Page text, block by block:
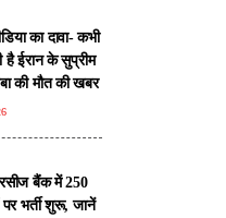
का दावा- कभी
ईरान के सुप्रीम
की मौत की खबर
बैंक में 250
भर्ती शुरू, जानें